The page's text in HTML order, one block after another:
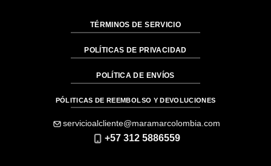
TÉRMINOS DE SERVICIO
POLÍTICAS DE PRIVACIDAD
POLÍTICA DE ENVÍOS
PÓLITICAS DE REEMBOLSO Y DEVOLUCIONES
servicioalcliente@maramarcolombia.com
+57 312 5886559